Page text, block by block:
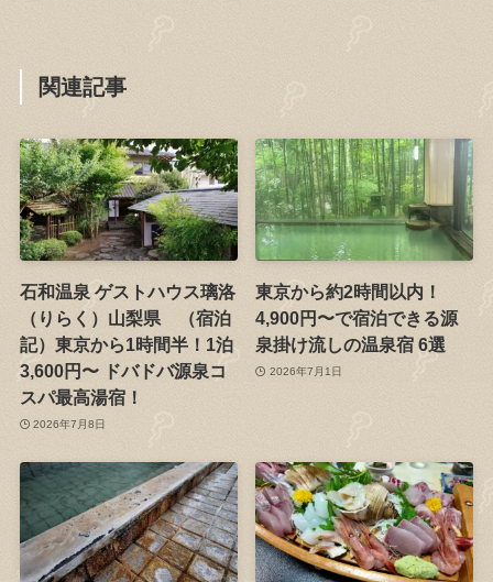
関連記事
石和温泉 ゲストハウス璃洛
（りらく）山梨県 （宿泊
記）東京から1時間半！1泊
3,600円〜 ドバドバ源泉コ
スパ最高湯宿！
2026年7月8日
東京から約2時間以内！
4,900円〜で宿泊できる源
泉掛け流しの温泉宿 6選
2026年7月1日